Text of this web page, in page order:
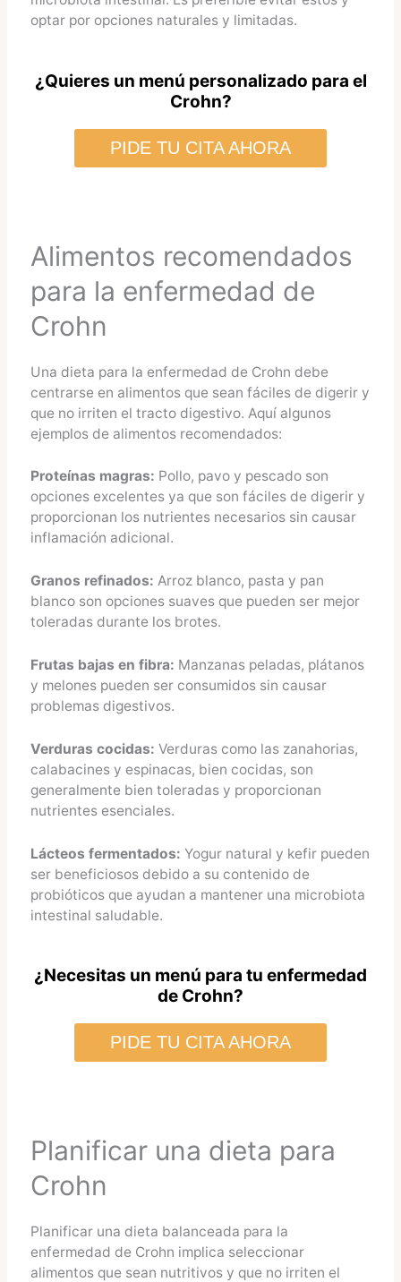
optar por opciones naturales y limitadas.
¿Quieres un menú personalizado para el
Crohn?
PIDE TU CITA AHORA
Alimentos recomendados
para la enfermedad de
Crohn
Una dieta para la enfermedad de Crohn debe
centrarse en alimentos que sean fáciles de digerir y
que no irriten el tracto digestivo. Aquí algunos
ejemplos de alimentos recomendados:
Proteínas magras: Pollo, pavo y pescado son
opciones excelentes ya que son fáciles de digerir y
proporcionan los nutrientes necesarios sin causar
inflamación adicional.
Granos refinados: Arroz blanco, pasta y pan
blanco son opciones suaves que pueden ser mejor
toleradas durante los brotes.
Frutas bajas en fibra: Manzanas peladas, plátanos
y melones pueden ser consumidos sin causar
problemas digestivos.
Verduras cocidas: Verduras como las zanahorias,
calabacines y espinacas, bien cocidas, son
generalmente bien toleradas y proporcionan
nutrientes esenciales.
Lácteos fermentados: Yogur natural y kefir pueden
ser beneficiosos debido a su contenido de
probióticos que ayudan a mantener una microbiota
intestinal saludable.
¿Necesitas un menú para tu enfermedad
de Crohn?
PIDE TU CITA AHORA
Planificar una dieta para
Crohn
Planificar una dieta balanceada para la
enfermedad de Crohn implica seleccionar
alimentos que sean nutritivos y que no irriten el